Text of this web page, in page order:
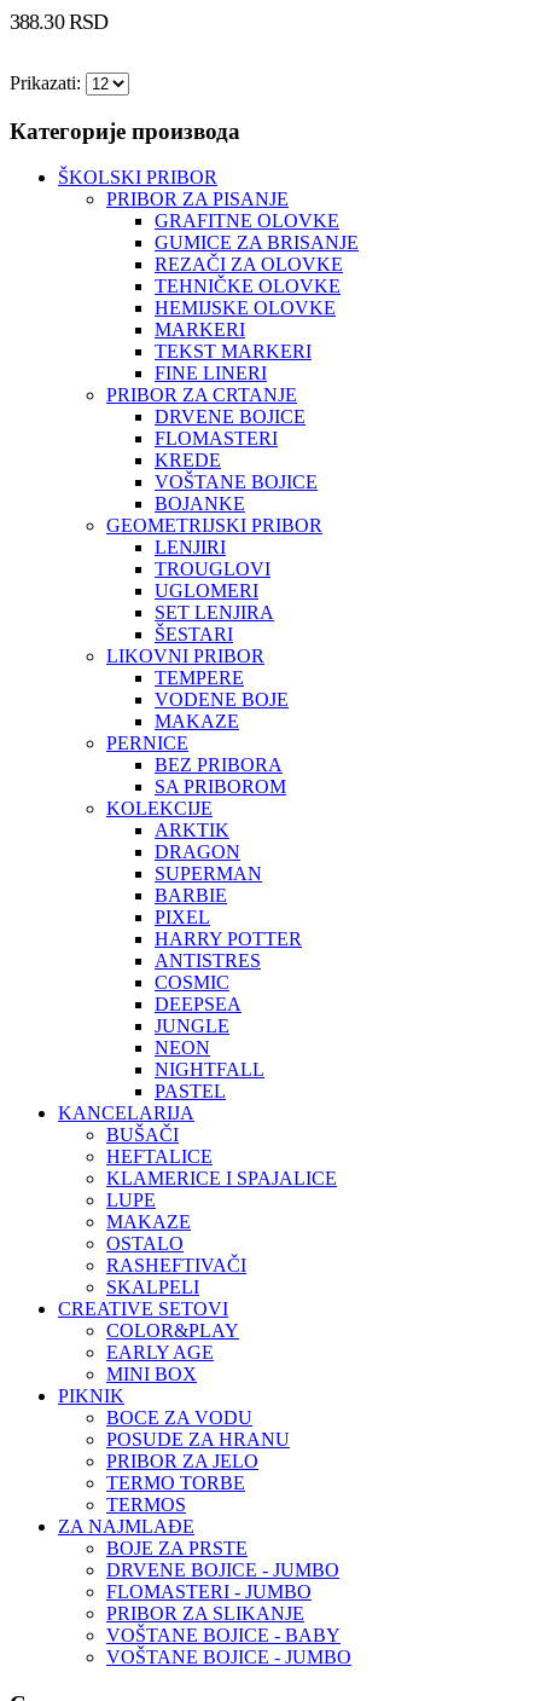
388.30RSD
Prikazati:
Категорије производа
ŠKOLSKI PRIBOR
PRIBOR ZA PISANJE
GRAFITNE OLOVKE
GUMICE ZA BRISANJE
REZAČI ZA OLOVKE
TEHNIČKE OLOVKE
HEMIJSKE OLOVKE
MARKERI
TEKST MARKERI
FINE LINERI
PRIBOR ZA CRTANJE
DRVENE BOJICE
FLOMASTERI
KREDE
VOŠTANE BOJICE
BOJANKE
GEOMETRIJSKI PRIBOR
LENJIRI
TROUGLOVI
UGLOMERI
SET LENJIRA
ŠESTARI
LIKOVNI PRIBOR
TEMPERE
VODENE BOJE
MAKAZE
PERNICE
BEZ PRIBORA
SA PRIBOROM
KOLEKCIJE
ARKTIK
DRAGON
SUPERMAN
BARBIE
PIXEL
HARRY POTTER
ANTISTRES
COSMIC
DEEPSEA
JUNGLE
NEON
NIGHTFALL
PASTEL
KANCELARIJA
BUŠAČI
HEFTALICE
KLAMERICE I SPAJALICE
LUPE
MAKAZE
OSTALO
RASHEFTIVAČI
SKALPELI
CREATIVE SETOVI
COLOR&PLAY
EARLY AGE
MINI BOX
PIKNIK
BOCE ZA VODU
POSUDE ZA HRANU
PRIBOR ZA JELO
TERMO TORBE
TERMOS
ZA NAJMLAĐE
BOJE ZA PRSTE
DRVENE BOJICE - JUMBO
FLOMASTERI - JUMBO
PRIBOR ZA SLIKANJE
VOŠTANE BOJICE - BABY
VOŠTANE BOJICE - JUMBO